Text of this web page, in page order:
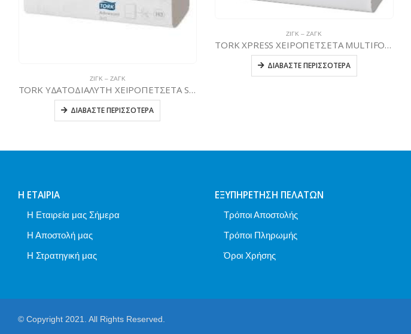
ΖΙΓΚ – ΖΑΓΚ
TORK ΥΔΑΤΟΔΙΑΛΥΤΗ ΧΕΙΡΟΠΕΤΣΕΤΑ SINGLEFOLD
ΔΙΑΒΆΣΤΕ ΠΕΡΙΣΣΌΤΕΡΑ
ΖΙΓΚ – ΖΑΓΚ
TORK XPRESS ΧΕΙΡΟΠΕΤΣΕΤΑ MULTIFOLD
ΔΙΑΒΆΣΤΕ ΠΕΡΙΣΣΌΤΕΡΑ
Η ΕΤΑΙΡΊΑ
Η Εταιρεία μας Σήμερα
Η Αποστολή μας
Η Στρατηγική μας
ΕΞΥΠΗΡΈΤΗΣΗ ΠΕΛΑΤΏΝ
Τρόποι Αποστολής
Τρόποι Πληρωμής
Όροι Χρήσης
© Copyright 2021. All Rights Reserved.